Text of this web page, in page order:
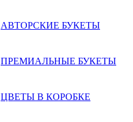
АВТОРСКИЕ БУКЕТЫ
ПРЕМИАЛЬНЫЕ БУКЕТЫ
ЦВЕТЫ В КОРОБКЕ